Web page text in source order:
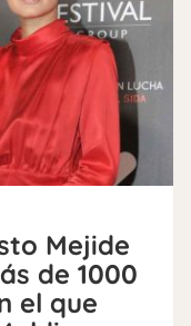
Mejide
de 1000
el que